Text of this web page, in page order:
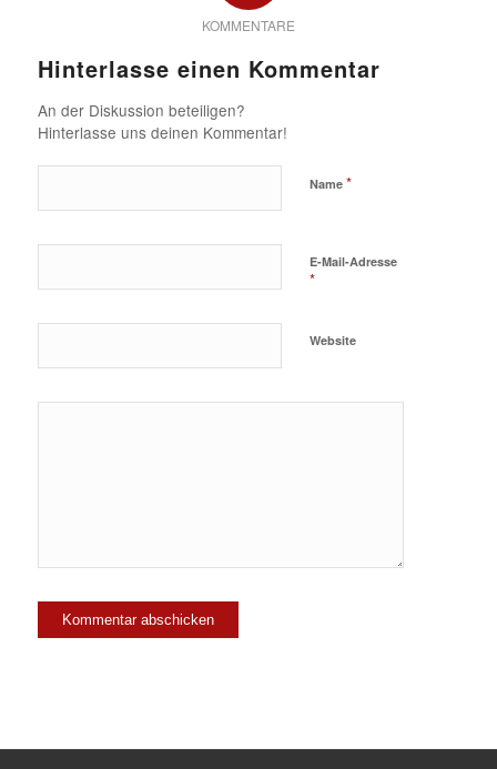
KOMMENTARE
Hinterlasse einen Kommentar
An der Diskussion beteiligen?
Hinterlasse uns deinen Kommentar!
Name *
E-Mail-Adresse
*
Website